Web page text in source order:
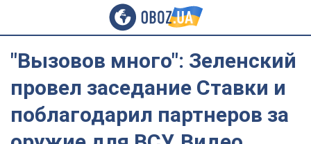
"Вызовов много": Зеленский
провел заседание Ставки и
поблагодарил партнеров за